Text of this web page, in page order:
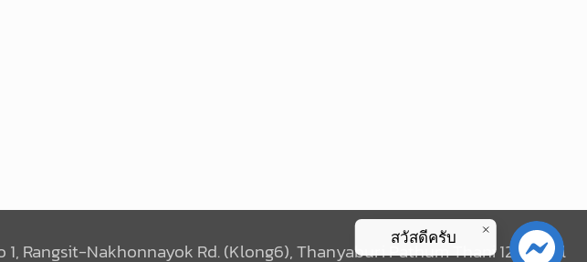
Nakhonnayok Rd. (Klong6), Thanyaburi Pathum Thani 12110 Tell
สวัสดีครับ